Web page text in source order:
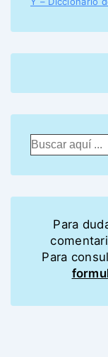
Para
Para